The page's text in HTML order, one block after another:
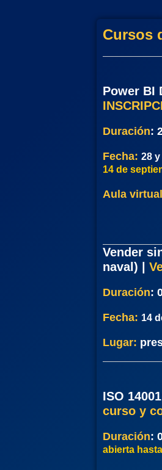
Cursos
Power BI
Duración:
Fecha: 28 y
14 de
Aula
Vender
naval)
Duración:
Fecha: 14
Lugar:
ISO
curso y
Duración:
abierta